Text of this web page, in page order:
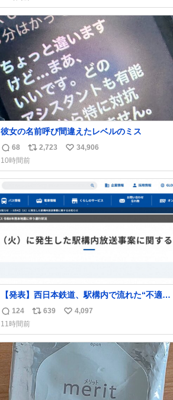
信
数
ポ
ス
ト
ね
彼女の名前呼び間違えたレベルのミス
返
信
数
68
リ
ポ
ス
数
2,723
い
ね
34,906
10時間前
【発表】西日本鉄道、駅構内で流れた“不適切
音声”に声明「被害届も検討」
news.livedoor.com/article/detail… 4日に西
鉄福岡（天神）駅および薬院駅で発生した駅
構内放送事案について声明を公表した。「第
三者によって駅構内放送設備に外部から不正
に音声が流された可能性も含めて確認を実
施」と説明した。
返
信
数
124
リ
ス
ト
数
639
い
ね
4,097
11時間前